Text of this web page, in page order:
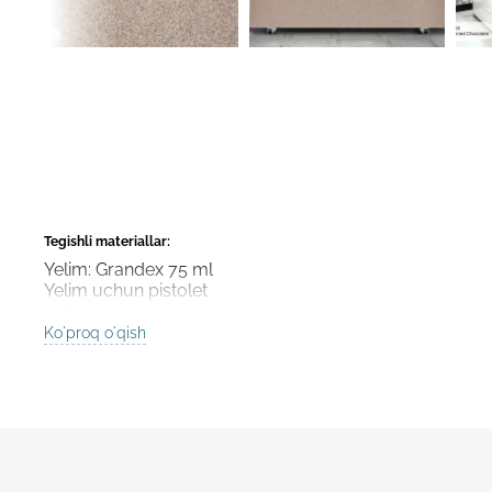
Tegishli materiallar:
Yelim: Grandex 75 ml
Yelim uchun pistolet
Ko'proq o'qish